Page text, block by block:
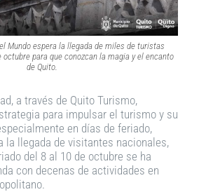
Mundo espera la llegada de miles de turistas
para que conozcan la magia y el encanto
de Quito
a través de Quito Turismo,
para impulsar el turismo y su
en días de feriado,
la llegada de visitantes nacionales,
del 8 al 10 de octubre se ha
con decenas de actividades en